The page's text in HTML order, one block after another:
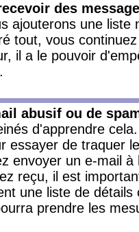
des
ajouterons une
tout, vous
il a le pouvoir
abusif ou de
d'apprendre
essayer de traquer
envoyer un e-mail
reçu, il est
une liste de
prendre les